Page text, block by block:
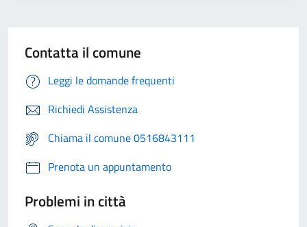
Contatta il comune
Leggi le domande frequenti
Richiedi Assistenza
Chiama il comune 0516843111
Prenota un appuntamento
Problemi in città